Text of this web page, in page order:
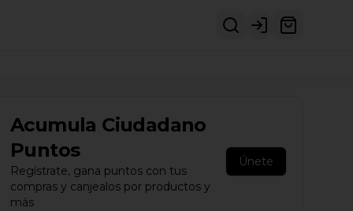
Login
Acumula Ciudadano
Puntos
Regístrate, gana puntos con tus
compras y canjealos por productos y
más
Únete